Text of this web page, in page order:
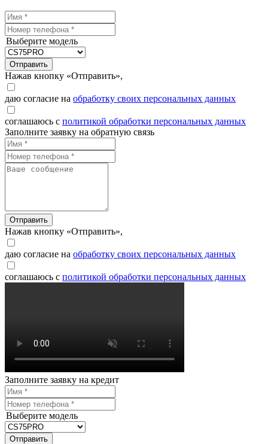
Выберите модель
Отправить
Нажав кнопку «Отправить»,
даю согласие на обработку своих персональных данных
соглашаюсь с политикой обработки персональных данных
Заполните заявку на обратную связь
Отправить
Нажав кнопку «Отправить»,
даю согласие на обработку своих персональных данных
соглашаюсь с политикой обработки персональных данных
Заполните заявку на кредит
Выберите модель
Отправить